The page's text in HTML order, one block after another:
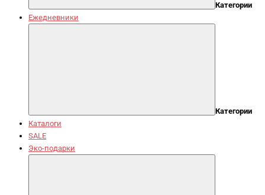
Категории
Ежедневники
Категории
Каталоги
SALE
Эко-подарки